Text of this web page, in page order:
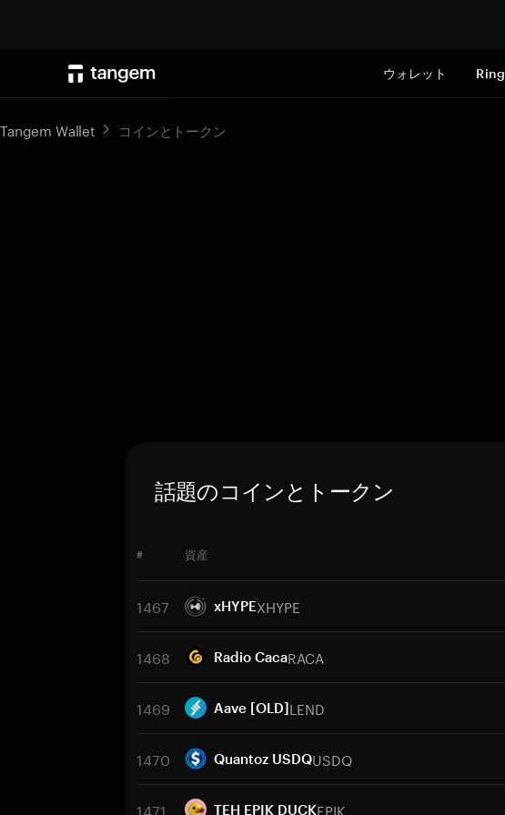
ウォレット Ring
Tangem Wallet コインとトークン
話題のコインとトークン
# 資産
1467 xHYPEXHYPE
1468 Radio CacaRACA
1469 Aave [OLD]LEND
1470 Quantoz USDQUSDQ
1471 TEH EPIK DUCKEPIK